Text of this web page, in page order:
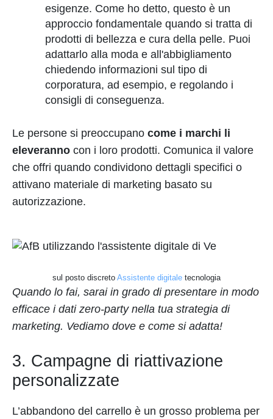
esigenze. Come ho detto, questo è un
approccio fondamentale quando si tratta di
prodotti di bellezza e cura della pelle. Puoi
adattarlo alla moda e all'abbigliamento
chiedendo informazioni sul tipo di
corporatura, ad esempio, e regolando i
consigli di conseguenza.
Le persone si preoccupano come i marchi li
eleveranno con i loro prodotti. Comunica il valore
che offri quando condividono dettagli specifici o
attivano materiale di marketing basato su
autorizzazione.
sul posto discreto Assistente digitale tecnologia
Quando lo fai, sarai in grado di presentare in modo
efficace i dati zero-party nella tua strategia di
marketing. Vediamo dove e come si adatta!
3. Campagne di riattivazione
personalizzate
L’abbandono del carrello è un grosso problema per